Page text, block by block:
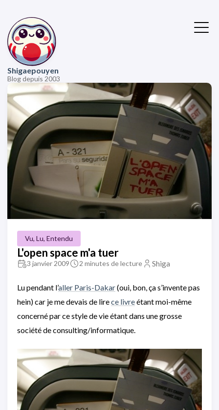
Shigaepouyen
Blog depuis 2003
Vu, Lu, Entendu
L'open space m'a tuer
3 janvier 2009 2 minutes de lecture Shiga
Lu pendant l’aller Paris-Dakar(oui, bon, ça s’invente pas
hein) car je me devais de lirece livreétant moi-même
concerné par ce style de vie étant dans une grosse
société de consulting/informatique.